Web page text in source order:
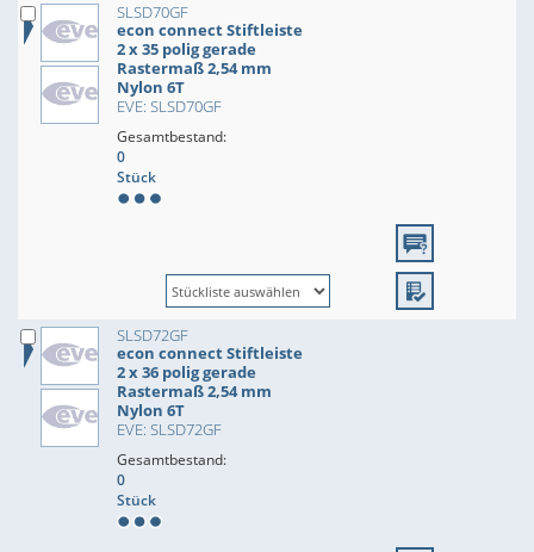
SLSD70GF
econ connect Stiftleiste
2 x 35 polig gerade
Rastermaß 2,54 mm
Nylon 6T
EVE: SLSD70GF
Gesamtbestand:
0
Stück
SLSD72GF
econ connect Stiftleiste
2 x 36 polig gerade
Rastermaß 2,54 mm
Nylon 6T
EVE: SLSD72GF
Gesamtbestand:
0
Stück